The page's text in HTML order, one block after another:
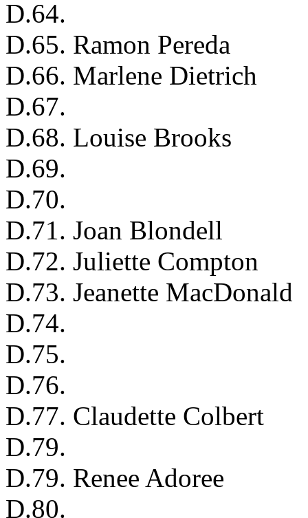
D.64.
D.65. Ramon Pereda
D.66. Marlene Dietrich
D.67.
D.68. Louise Brooks
D.69.
D.70.
D.71. Joan Blondell
D.72. Juliette Compton
D.73. Jeanette MacDonald
D.74.
D.75.
D.76.
D.77. Claudette Colbert
D.79.
D.79. Renee Adoree
D.80.